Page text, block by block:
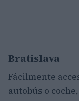
Bratislava
Fácilmente
autobús o